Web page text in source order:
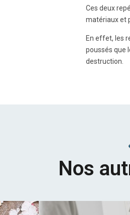
Ces deux
matériaux et
En effet, les
poussés que
destruction.
Nos